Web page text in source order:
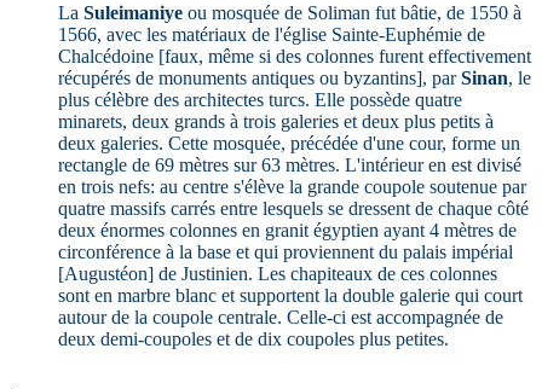
La Suleimaniye ou mosquée de Soliman fut bâtie, de 1550 à
1566, avec les matériaux de l'église Sainte-Euphémie de
Chalcédoine [faux, même si des colonnes furent effectivement
récupérés de monuments antiques ou byzantins], parSinan, le
plus célèbre des architectes turcs. Elle possède quatre
minarets, deux grands à trois galeries et deux plus petits à
deux galeries. Cette mosquée, précédée d'une cour, forme un
rectangle de 69 mètres sur 63 mètres. L'intérieur en est divisé
en trois nefs: au centre s'élève la grande coupole soutenue par
quatre massifs carrés entre lesquels se dressent de chaque côté
deux énormes colonnes en granit égyptien ayant 4 mètres de
circonférence à la base et qui proviennent du palais impérial
[Augustéon] de Justinien. Les chapiteaux de ces colonnes
sont en marbre blanc et supportent la double galerie qui court
autour de la coupole centrale. Celle-ci est accompagnée de
deux demi-coupoles et de dix coupoles plus petites.